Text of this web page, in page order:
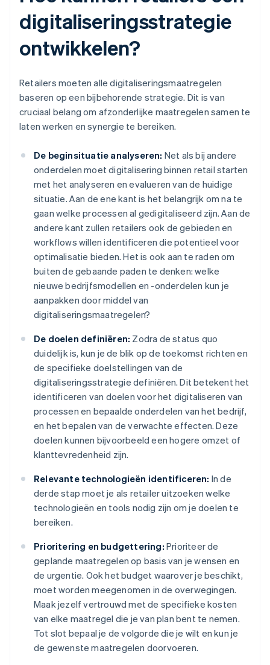
digitaliseringsstrategie
ontwikkelen?
Retailers moeten alle digitaliseringsmaatregelen
baseren op een bijbehorende strategie. Dit is van
cruciaal belang om afzonderlijke maatregelen samen te
laten werken en synergie te bereiken.
De beginsituatie analyseren: Net als bij andere
onderdelen moet digitalisering binnen retail starten
met het analyseren en evalueren van de huidige
situatie. Aan de ene kant is het belangrijk om na te
gaan welke processen al gedigitaliseerd zijn. Aan de
andere kant zullen retailers ook de gebieden en
workflows willen identificeren die potentieel voor
optimalisatie bieden. Het is ook aan te raden om
buiten de gebaande paden te denken: welke
nieuwe bedrijfsmodellen en -onderdelen kun je
aanpakken door middel van
digitaliseringsmaatregelen?
De doelen definiëren: Zodra de status quo
duidelijk is, kun je de blik op de toekomst richten en
de specifieke doelstellingen van de
digitaliseringsstrategie definiëren. Dit betekent het
identificeren van doelen voor het digitaliseren van
processen en bepaalde onderdelen van het bedrijf,
en het bepalen van de verwachte effecten. Deze
doelen kunnen bijvoorbeeld een hogere omzet of
klanttevredenheid zijn.
Relevante technologieën identificeren: In de
derde stap moet je als retailer uitzoeken welke
technologieën en tools nodig zijn om je doelen te
bereiken.
Prioritering en budgettering: Prioriteer de
geplande maatregelen op basis van je wensen en
de urgentie. Ook het budget waarover je beschikt,
moet worden meegenomen in de overwegingen.
Maak jezelf vertrouwd met de specifieke kosten
van elke maatregel die je van plan bent te nemen.
Tot slot bepaal je de volgorde die je wilt en kun je
de gewenste maatregelen doorvoeren.